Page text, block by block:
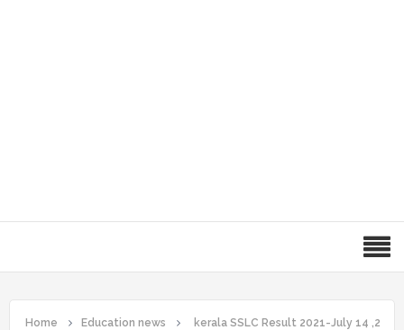
Home Education news
kerala SSLC Result 2021-July 14 ,2